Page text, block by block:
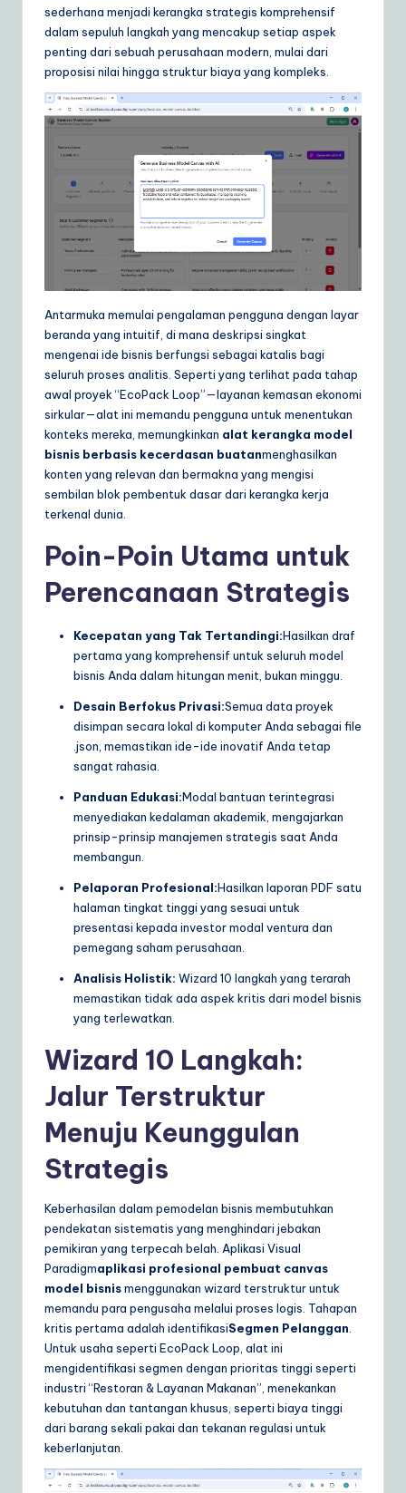
o
A
S
o
lu
ti
sederhana menjadi kerangka strategis komprehensif
dalam sepuluh langkah yang mencakup setiap aspek
penting dari sebuah perusahaan modern, mulai dari
proposisi nilai hingga struktur biaya yang kompleks.
Antarmuka memulai pengalaman pengguna dengan layar
beranda yang intuitif, di mana deskripsi singkat
mengenai ide bisnis berfungsi sebagai katalis bagi
seluruh proses analitis. Seperti yang terlihat pada tahap
awal proyek “EcoPack Loop”—layanan kemasan ekonomi
sirkular—alat ini memandu pengguna untuk menentukan
konteks mereka, memungkinkan alat kerangka model
bisnis berbasis kecerdasan buatanmenghasilkan
konten yang relevan dan bermakna yang mengisi
sembilan blok pembentuk dasar dari kerangka kerja
terkenal dunia.
Poin-Poin Utama untuk
Perencanaan Strategis
Kecepatan yang Tak Tertandingi:Hasilkan draf
pertama yang komprehensif untuk seluruh model
bisnis Anda dalam hitungan menit, bukan minggu.
Desain Berfokus Privasi:Semua data proyek
disimpan secara lokal di komputer Anda sebagai file
.json, memastikan ide-ide inovatif Anda tetap
sangat rahasia.
Panduan Edukasi:Modal bantuan terintegrasi
menyediakan kedalaman akademik, mengajarkan
prinsip-prinsip manajemen strategis saat Anda
membangun.
Pelaporan Profesional:Hasilkan laporan PDF satu
halaman tingkat tinggi yang sesuai untuk
presentasi kepada investor modal ventura dan
pemegang saham perusahaan.
Analisis Holistik: Wizard 10 langkah yang terarah
memastikan tidak ada aspek kritis dari model bisnis
yang terlewatkan.
Wizard 10 Langkah:
Jalur Terstruktur
Menuju Keunggulan
Strategis
Keberhasilan dalam pemodelan bisnis membutuhkan
pendekatan sistematis yang menghindari jebakan
pemikiran yang terpecah belah. Aplikasi Visual
Paradigmaplikasi profesional pembuat canvas
model bisnismenggunakan wizard terstruktur untuk
memandu para pengusaha melalui proses logis. Tahapan
kritis pertama adalah identifikasiSegmen Pelanggan
Untuk usaha seperti EcoPack Loop, alat ini
mengidentifikasi segmen dengan prioritas tinggi seperti
industri “Restoran & Layanan Makanan”, menekankan
kebutuhan dan tantangan khusus, seperti biaya tinggi
dari barang sekali pakai dan tekanan regulasi untuk
keberlanjutan.